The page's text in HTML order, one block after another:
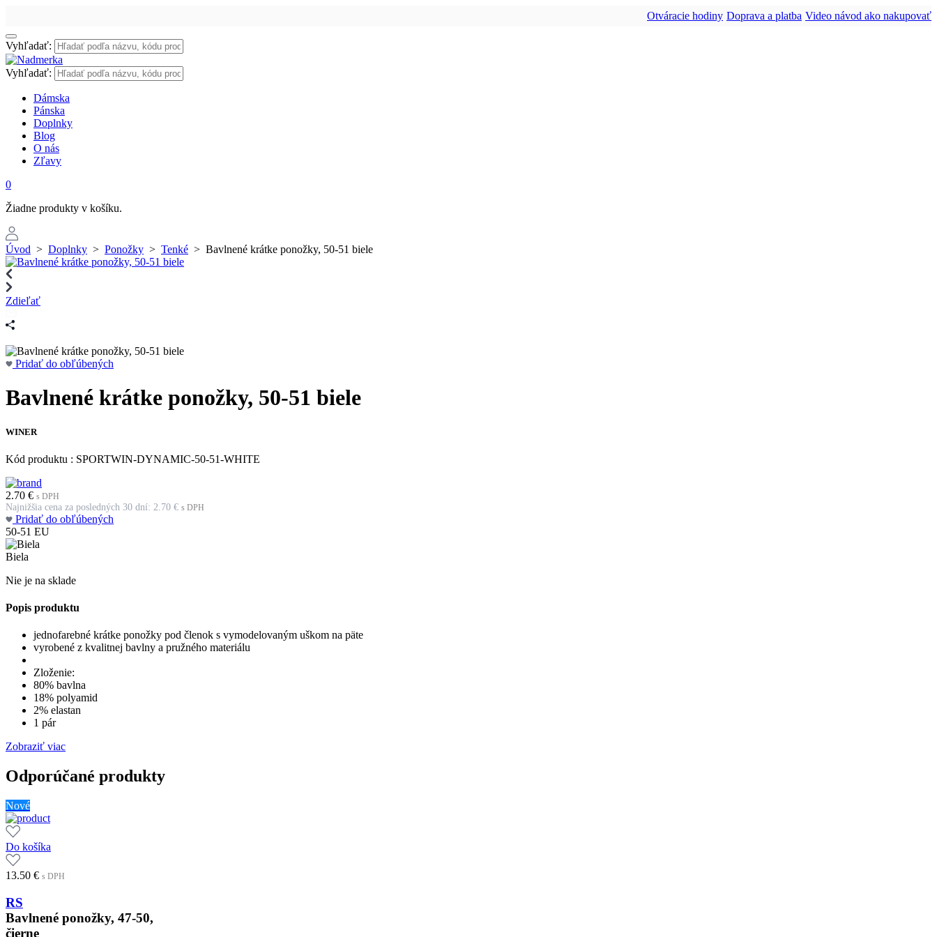
Otváracie hodiny Doprava a platba Video návod ako nakupovať
Vyhľadať:
Vyhľadať:
Dámska
Pánska
Doplnky
Blog
O nás
Zľavy
0
Žiadne produkty v košíku.
Úvod > Doplnky > Ponožky > Tenké > Bavlnené krátke ponožky, 50-51 biele
Zdieľať
Pridať do obľúbených
Bavlnené krátke ponožky, 50-51 biele
WINER
Kód produktu : SPORTWIN-DYNAMIC-50-51-WHITE
2.70 € s DPH
Najnižšia cena za posledných 30 dní: 2.70 € s DPH
Pridať do obľúbených
50-51 EU
Biela
Nie je na sklade
Popis produktu
jednofarebné krátke ponožky pod členok s vymodelovaným uškom na päte
vyrobené z kvalitnej bavlny a pružného materiálu
Zloženie:
80% bavlna
18% polyamid
2% elastan
1 pár
Zobraziť viac
Odporúčané produkty
Nové
Do košíka
13.50 € s DPH
RS
Bavlnené ponožky, 47-50,
čierne